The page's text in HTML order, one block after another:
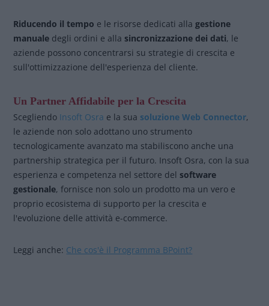
Riducendo il tempo e le risorse dedicati alla gestione
manuale degli ordini e alla sincronizzazione dei dati, le
aziende possono concentrarsi su strategie di crescita e
sull'ottimizzazione dell'esperienza del cliente.
Un Partner Affidabile per la Crescita
Scegliendo Insoft Osra e la sua soluzione Web Connector,
le aziende non solo adottano uno strumento
tecnologicamente avanzato ma stabiliscono anche una
partnership strategica per il futuro. Insoft Osra, con la sua
esperienza e competenza nel settore del software
gestionale, fornisce non solo un prodotto ma un vero e
proprio ecosistema di supporto per la crescita e
l'evoluzione delle attività e-commerce.
Leggi anche: Che cos'è il Programma BPoint?